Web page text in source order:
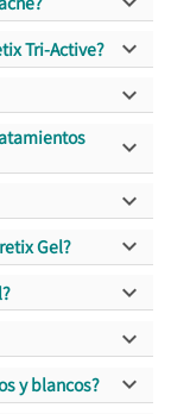
Tri-Active? 



Gel? 


y blancos? 